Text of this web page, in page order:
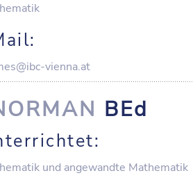
vienna.at
BEd
und angewandte Mathematik